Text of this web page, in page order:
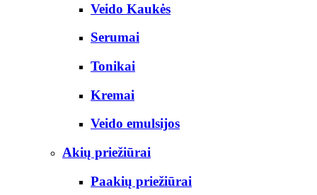
Veido Kaukės
Serumai
Tonikai
Kremai
Veido emulsijos
Akių priežiūrai
Paakių priežiūrai